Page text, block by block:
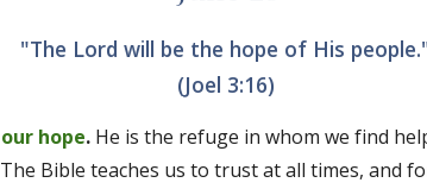
"The Lord will be the hope of His
(Joel 3:16)
hope. He is the refuge in whom we find
Bible teaches us to trust at all times, and